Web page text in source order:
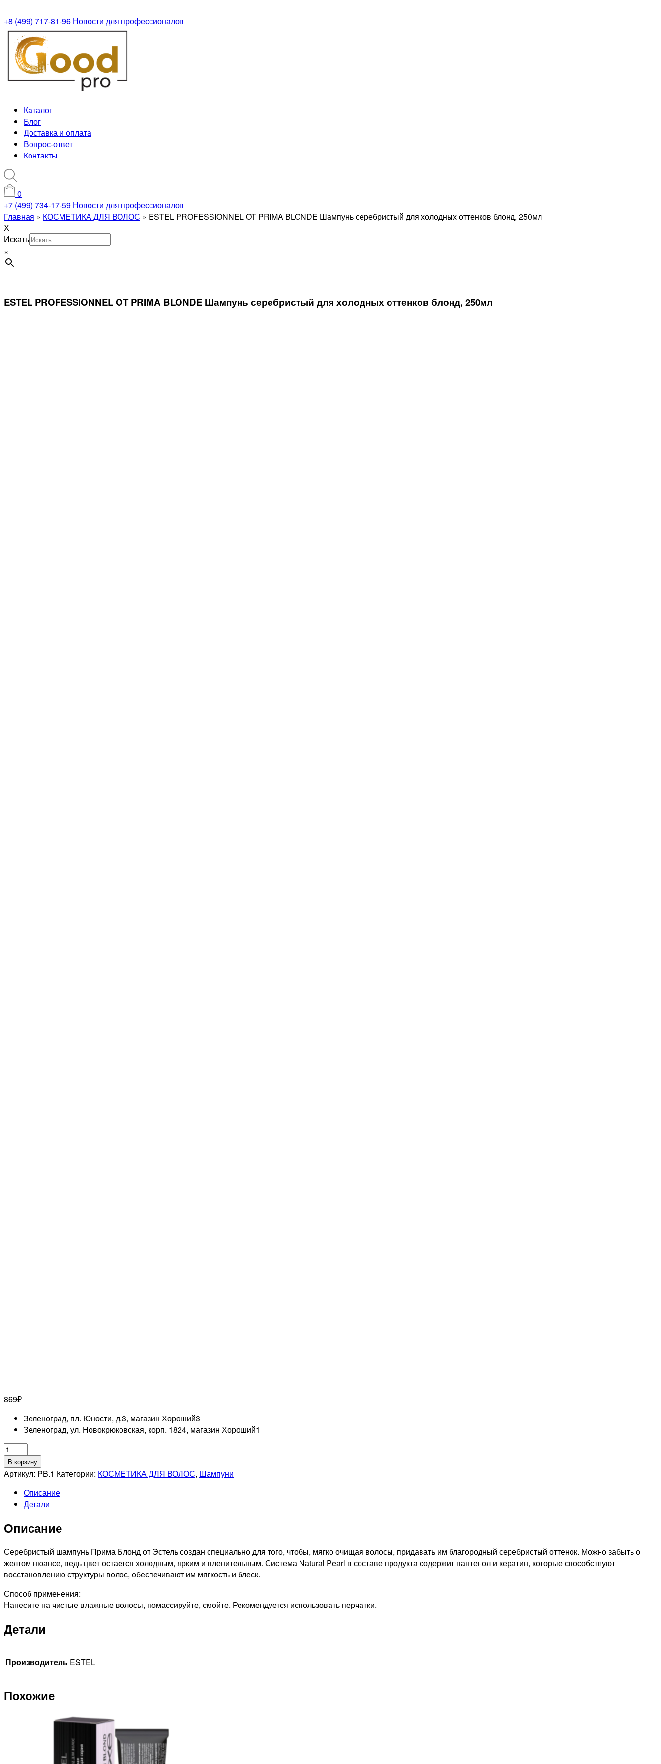
+8 (499) 717-81-96 Новости для профессионалов
Каталог
Блог
Доставка и оплата
Вопрос-ответ
Контакты
0
+7 (499) 734-17-59 Новости для профессионалов
Главная » КОСМЕТИКА ДЛЯ ВОЛОС » ESTEL PROFESSIONNEL OT PRIMA BLONDE Шампунь серебристый для холодных оттенков блонд, 250мл
X
Искать
×
ESTEL PROFESSIONNEL OT PRIMA BLONDE Шампунь серебристый для холодных оттенков блонд, 250мл
869₽
Зеленоград, пл. Юности, д.3, магазин Хороший3
Зеленоград, ул. Новокрюковская, корп. 1824, магазин Хороший1
Количество
товара
ESTEL
PRIMA
Шампунь
для
холодных
оттенков
250мл
В корзину
Артикул: PB.1 Категории: КОСМЕТИКА ДЛЯ ВОЛОС, Шампуни
Описание
Детали
Описание
Серебристый шампунь Прима Блонд от Эстель создан специально для того, чтобы, мягко очищая волосы, придавать им благородный серебристый оттенок. Можно забыть о
желтом нюансе, ведь цвет остается холодным, ярким и пленительным. Система Nаturаl Peаrl в составе продукта содержит пантенол и кератин, которые способствуют
восстановлению структуры волос, обеспечивают им мягкость и блеск.
Способ применения:
Нанесите на чистые влажные волосы, помассируйте, смойте. Рекомендуется использовать перчатки.
Детали
Производитель ESTEL
Похожие